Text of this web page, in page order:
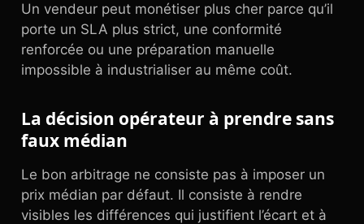
Un vendeur peut monétiser plus cher parce qu’il
porte un SLA plus strict, une conformité
renforcée ou une préparation manuelle
impossible à industrialiser au même coût.
La décision opérateur à prendre sans
faux médian
Le bon arbitrage ne consiste pas à imposer un
prix médian par défaut. Il consiste à rendre
visibles les différences qui justifient l’écart et à